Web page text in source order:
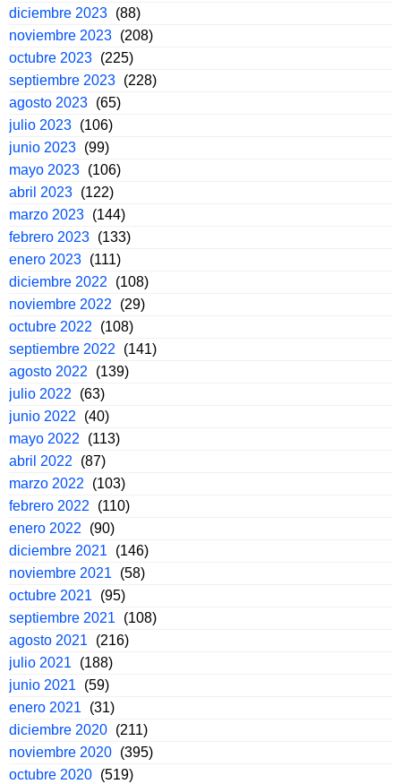
diciembre 2023 (88)
noviembre 2023 (208)
octubre 2023 (225)
septiembre 2023 (228)
agosto 2023 (65)
julio 2023 (106)
junio 2023 (99)
mayo 2023 (106)
abril 2023 (122)
marzo 2023 (144)
febrero 2023 (133)
enero 2023 (111)
diciembre 2022
(108)
noviembre 2022
(29)
octubre 2022
(108)
septiembre 2022
(141)
agosto 2022
(139)
julio 2022
(63)
junio 2022
(40)
mayo 2022
(113)
abril 2022
(87)
marzo 2022
(103)
febrero 2022
(110)
enero 2022
(90)
diciembre 2021
(146)
noviembre 2021
(58)
octubre 2021
(95)
septiembre 2021
(108)
agosto 2021
(216)
julio 2021
(188)
junio 2021
(59)
enero 2021
(31)
diciembre 2020 (211)
noviembre 2020 (395)
octubre 2020 (519)